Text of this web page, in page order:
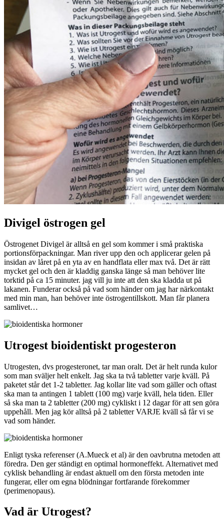
Divigel östrogen gel
Östrogenet Divigel är alltså en gel som kommer i små praktiska
portionsförpackningar. Man river upp den och applicerar gelen på
insidan av låret på en yta av en handflata eller max två. Det är rätt
mycket gel och den är kladdig ganska länge så man behöver lite
torktid på ca 15 minuter. jag vill ju inte att den ska kladda ut på
lakanen. Funderar också på vad som händer om jag har närkontakt
med min man, han behöver inte östrogentillskott. Man får planera
samlivet…
Utrogest bioidentiskt progesteron
Utrogesten, dvs progesteronet, tar man oralt. Det är helt runda kulor
som man sväljer helt enkelt. Jag ska ta två tabletter varje kväll. På
paketet står det 1-2 tabletter. Jag kollar lite vad som gäller och oftast
ska man ta antingen 1 tablett (100 mg) varje kväll, hela tiden. Eller
så ska man ta 2 tabletter (200 mg) cykliskt i 12 dagar för att sen göra
uppehåll. Men jag kör alltså på 2 tabletter VARJE kväll så får vi se
vad som händer.
Enligt tyska referenser (A.Mueck et al) är den oavbrutna metoden att
föredra. Den ger ständigt en optimal hormoneffekt. Alternativet med
cyklisk behandling är endast aktuell om den första metoden inte
fungerar, eller om egna blödningar fortfarande förekommer
(perimenopaus).
Vad är Utrogest?